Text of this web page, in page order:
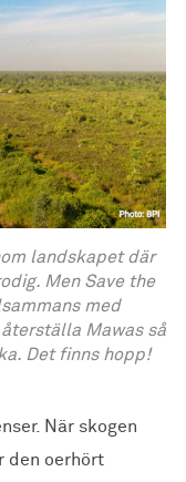
landskapet där
Men Save the
med
Mawas så
Det finns hopp!
När skogen
den oerhört